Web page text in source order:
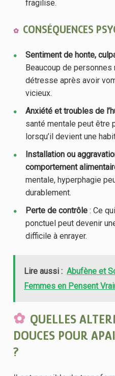
fragilise.
CONSÉQUENCES
Sentiment de honte,
Beaucoup de
détresse après avoir
vicieux.
Anxiété et troubles de
santé mentale peut être
lorsqu’il devient une
Installation ou
comportement
mentale, hyperphagie
durablement.
Perte de contrôle : Ce
ponctuel peut devenir
difficile à enrayer.
Lire aussi : Abufène et
Femmes en Pensent
QUELLES
DOUCES POUR
?